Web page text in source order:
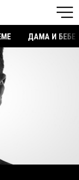
ДАМА И БЕБЕ